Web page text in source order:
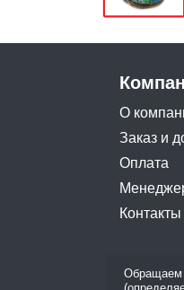
О
Заказ и
Оплата
Контакты
Обращаем